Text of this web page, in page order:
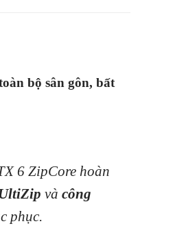
bộ sân gôn, bất
6 ZipCore hoàn
và công
phục.